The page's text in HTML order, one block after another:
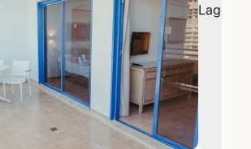
barco por la costa. Un resort
las familias disfruten juntas, cada